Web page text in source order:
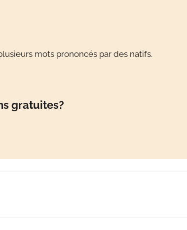
mots prononcés par des natifs.
gratuites?